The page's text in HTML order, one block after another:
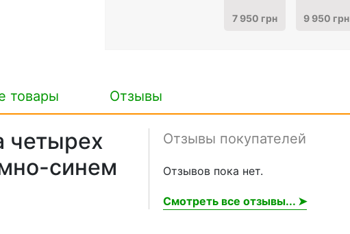
7 950 грн 9 950 грн
товары Отзывы
Отзывы покупателей
Отзывов пока нет.
Смотреть все отзывы... ➤
четырех
синем